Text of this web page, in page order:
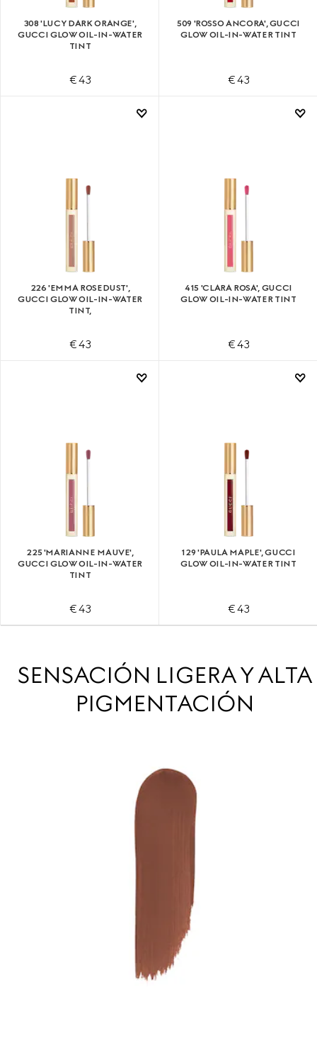
308 'LUCY DARK ORANGE',
GUCCI GLOW OIL-IN-WATER
TINT
€ 43
509 'ROSSO ANCORA', GUCCI
GLOW OIL-IN-WATER TINT
€ 43
226 'EMMA ROSEDUST',
GUCCI GLOW OIL-IN-WATER
TINT,
€ 43
415 'CLARA ROSA', GUCCI
GLOW OIL-IN-WATER TINT
€ 43
225 'MARIANNE MAUVE',
GUCCI GLOW OIL-IN-WATER
TINT
€ 43
129 'PAULA MAPLE', GUCCI
GLOW OIL-IN-WATER TINT
€ 43
SENSACIÓN LIGERA Y ALTA
PIGMENTACIÓN